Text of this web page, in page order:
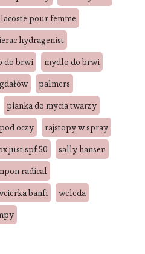
lacoste pour femme
hydragenist
do brwi
mydlo do brwi
palmers
pianka do mycia twarzy
oczy
rajstopy w spray
just spf 50
sally hansen
radical
banfi
weleda